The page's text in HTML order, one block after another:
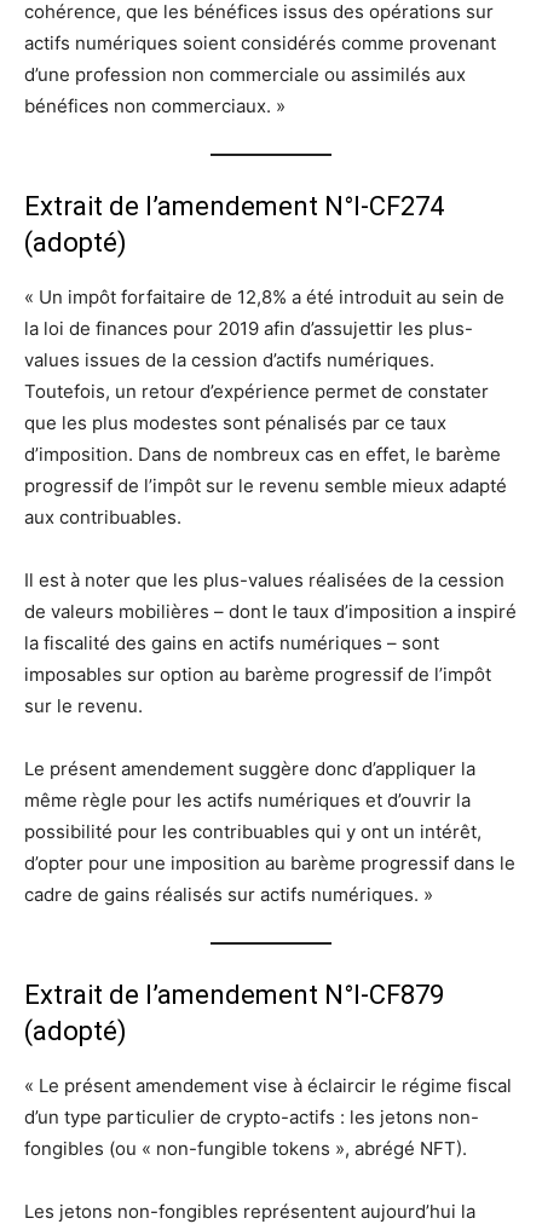
cohérence, que les bénéfices issus des opérations sur
actifs numériques soient considérés comme provenant
d’une profession non commerciale ou assimilés aux
bénéfices non commerciaux. »
Extrait de l’amendement N°I-CF274
(adopté)
« Un impôt forfaitaire de 12,8% a été introduit au sein de
la loi de finances pour 2019 afin d’assujettir les plus-
values issues de la cession d’actifs numériques.
Toutefois, un retour d’expérience permet de constater
que les plus modestes sont pénalisés par ce taux
d’imposition. Dans de nombreux cas en effet, le barème
progressif de l’impôt sur le revenu semble mieux adapté
aux contribuables.
Il est à noter que les plus-values réalisées de la cession
de valeurs mobilières – dont le taux d’imposition a inspiré
la fiscalité des gains en actifs numériques – sont
imposables sur option au barème progressif de l’impôt
sur le revenu.
Le présent amendement suggère donc d’appliquer la
même règle pour les actifs numériques et d’ouvrir la
possibilité pour les contribuables qui y ont un intérêt,
d’opter pour une imposition au barème progressif dans le
cadre de gains réalisés sur actifs numériques. »
Extrait de l’amendement N°I-CF879
(adopté)
« Le présent amendement vise à éclaircir le régime fiscal
d’un type particulier de crypto-actifs : les jetons non-
fongibles (ou « non-fungible tokens », abrégé NFT).
Les jetons non-fongibles représentent aujourd’hui la